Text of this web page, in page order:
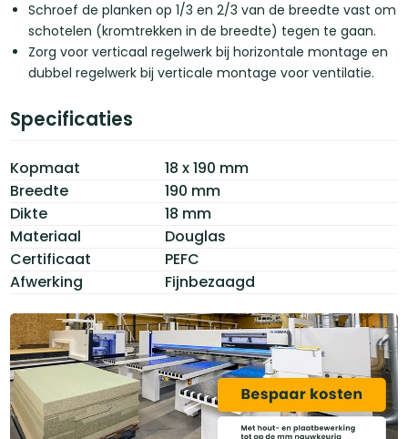
Schroef de planken op 1/3 en 2/3 van de breedte vast om
schotelen (kromtrekken in de breedte) tegen te gaan.
Zorg voor verticaal regelwerk bij horizontale montage en
dubbel regelwerk bij verticale montage voor ventilatie.
Specificaties
Kopmaat
18 x 190 mm
Breedte
190 mm
Dikte
18 mm
Materiaal
Douglas
Certificaat
PEFC
Afwerking
Fijnbezaagd